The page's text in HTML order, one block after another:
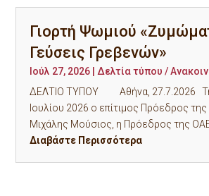
Γιορτή Ψωμιού
Γεύσεις Γρεβενών»
Ιούλ 27, 2026 |Δελτία τύπου /
ΔΕΛΤΙΟ ΤΥΠΟΥ Αθήνα, 27.7.2026
Ιουλίου 2026 ο επίτιμος Πρόεδρος
Μιχάλης Μούσιος, η Πρόεδρος της
Διαβάστε Περισσότερα